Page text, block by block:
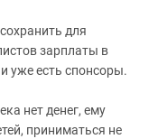
для
зарплаты в
уже есть спонсоры.
нет денег, ему
приниматься не